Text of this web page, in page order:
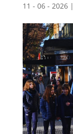
11 - 06 - 2026|